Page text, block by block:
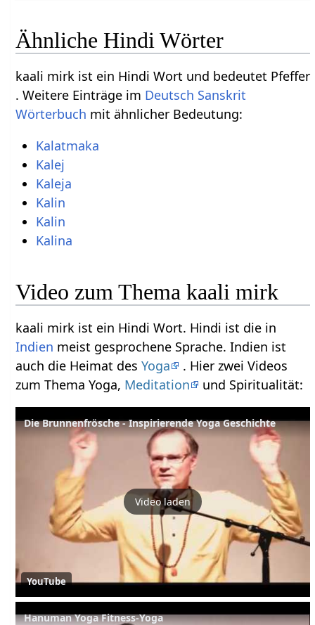
Ähnliche Hindi Wörter
kaali mirk ist ein Hindi Wort und bedeutet Pfeffer
. Weitere Einträge im Deutsch Sanskrit
Wörterbuch mit ähnlicher Bedeutung:
Kalatmaka
Kalej
Kaleja
Kalin
Kalin
Kalina
Video zum Thema kaali mirk
kaali mirk ist ein Hindi Wort. Hindi ist die in
Indien meist gesprochene Sprache. Indien ist
auch die Heimat desYoga
. Hier zwei Videos
zum Thema Yoga, Meditation und Spiritualität:
Die Brunnenfrösche - Inspirierende Yoga Geschichte
Video laden
YouTube
Hanuman Yoga Fitness-Yoga